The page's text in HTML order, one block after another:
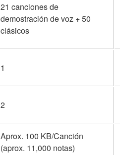
21 canciones de
demostración de voz + 50
clásicos
1
2
Aprox. 100 KB/Canción
(aprox. 11,000 notas)